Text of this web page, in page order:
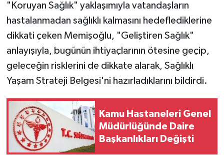
"Koruyan Sağlık" yaklaşımıyla vatandaşların
hastalanmadan sağlıklı kalmasını hedeflediklerine
dikkati çeken Memişoğlu, "Geliştiren Sağlık"
anlayışıyla, bugünün ihtiyaçlarının ötesine geçip,
geleceğin risklerini de dikkate alarak, Sağlıklı
Yaşam Strateji Belgesi'ni hazırladıklarını bildirdi.
Kamu Hastaneleri Genel
Müdürlüğünde Daire
Başkanlıkları Değişti